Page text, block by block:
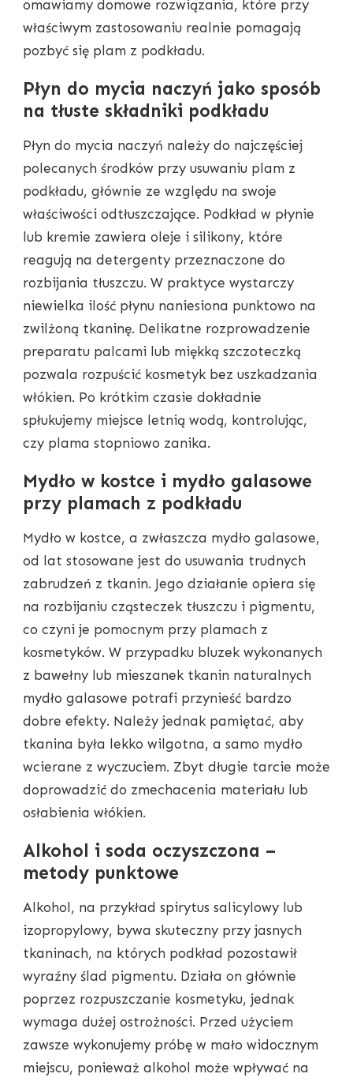
omawiamy domowe rozwiązania, które przy
właściwym zastosowaniu realnie pomagają
pozbyć się plam z podkładu.
Płyn do mycia naczyń jako sposób
na tłuste składniki podkładu
Płyn do mycia naczyń należy do najczęściej
polecanych środków przy usuwaniu plam z
podkładu, głównie ze względu na swoje
właściwości odtłuszczające. Podkład w płynie
lub kremie zawiera oleje i silikony, które
reagują na detergenty przeznaczone do
rozbijania tłuszczu. W praktyce wystarczy
niewielka ilość płynu naniesiona punktowo na
zwilżoną tkaninę. Delikatne rozprowadzenie
preparatu palcami lub miękką szczoteczką
pozwala rozpuścić kosmetyk bez uszkadzania
włókien. Po krótkim czasie dokładnie
spłukujemy miejsce letnią wodą, kontrolując,
czy plama stopniowo zanika.
Mydło w kostce i mydło galasowe
przy plamach z podkładu
Mydło w kostce, a zwłaszcza mydło galasowe,
od lat stosowane jest do usuwania trudnych
zabrudzeń z tkanin. Jego działanie opiera się
na rozbijaniu cząsteczek tłuszczu i pigmentu,
co czyni je pomocnym przy plamach z
kosmetyków. W przypadku bluzek wykonanych
z bawełny lub mieszanek tkanin naturalnych
mydło galasowe potrafi przynieść bardzo
dobre efekty. Należy jednak pamiętać, aby
tkanina była lekko wilgotna, a samo mydło
wcierane z wyczuciem. Zbyt długie tarcie może
doprowadzić do zmechacenia materiału lub
osłabienia włókien.
Alkohol i soda oczyszczona –
metody punktowe
Alkohol, na przykład spirytus salicylowy lub
izopropylowy, bywa skuteczny przy jasnych
tkaninach, na których podkład pozostawił
wyraźny ślad pigmentu. Działa on głównie
poprzez rozpuszczanie kosmetyku, jednak
wymaga dużej ostrożności. Przed użyciem
zawsze wykonujemy próbę w mało widocznym
miejscu, ponieważ alkohol może wpływać na